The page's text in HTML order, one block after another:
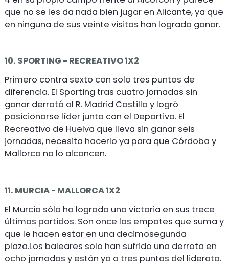
que no se les da nada bien jugar en Alicante, ya que
en ninguna de sus veinte visitas han logrado ganar.
10. SPORTING - RECREATIVO 1X2
Primero contra sexto con solo tres puntos de
diferencia. El Sporting tras cuatro jornadas sin
ganar derrotó al R. Madrid Castilla y logró
posicionarse líder junto con el Deportivo. El
Recreativo de Huelva que lleva sin ganar seis
jornadas, necesita hacerlo ya para que Córdoba y
Mallorca no lo alcancen.
11. MURCIA - MALLORCA 1X2
El Murcia sólo ha logrado una victoria en sus trece
últimos partidos. Son once los empates que suma y
que le hacen estar en una decimosegunda
plaza.Los baleares solo han sufrido una derrota en
ocho jornadas y están ya a tres puntos del liderato.